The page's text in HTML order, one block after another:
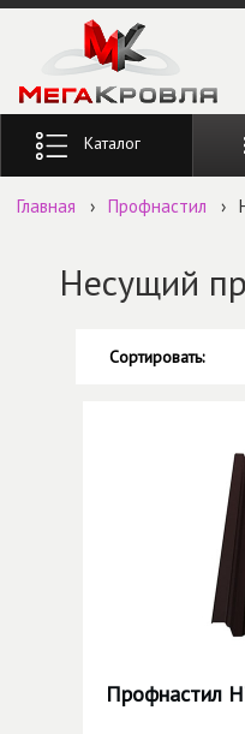
Перейти к основному
Введите ключевые слова для
Главная › Профнастил ›
Несущий
Сортировать:
Профнастил